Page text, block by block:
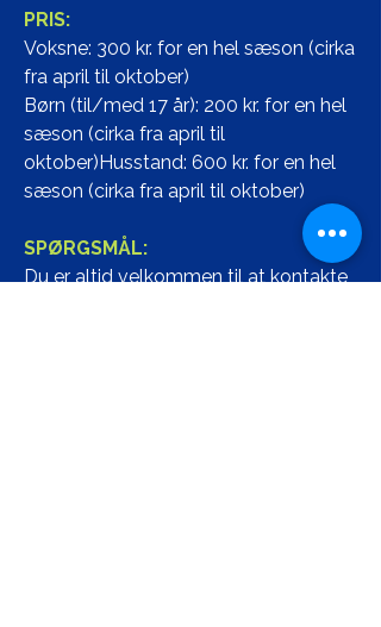
PRIS:
Voksne: 300 kr. for en hel sæson (cirka
fra april til oktober)
Børn (til/med 17 år): 200 kr. for en hel
sæson (cirka fra april til
oktober)Husstand: 600 kr. for en hel
sæson (cirka fra april til oktober)
SPØRGSMÅL:
Du er altid velkommen til at kontakte